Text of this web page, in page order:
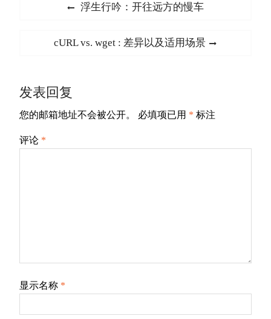
Previous
浮生行吟：开往远方的慢车
Next
cURL vs. wget : 差异以及适用场景
发表回复
您的邮箱地址不会被公开。 必填项已用 * 标注
评论 *
显示名称 *